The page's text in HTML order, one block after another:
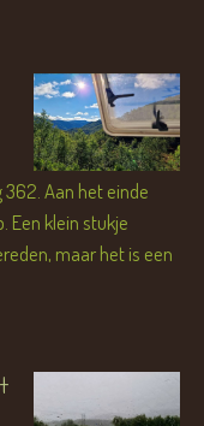
Aan het einde
Een klein stukje
maar het is een